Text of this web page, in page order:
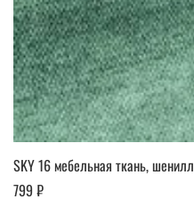
SKY 16 мебельная ткань, шенилл
799 ₽